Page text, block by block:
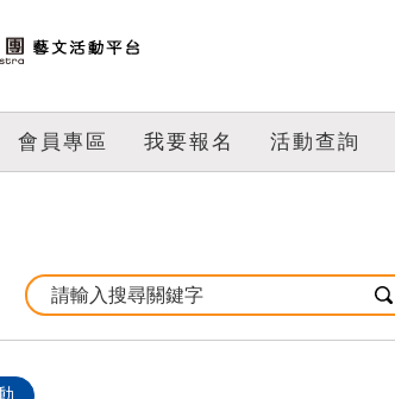
會員專區 我要報名 活動查詢